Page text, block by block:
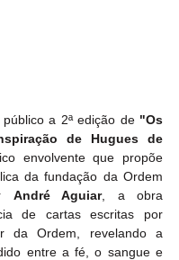
a 2ª edição de "Os
de Hugues de
envolvente que propõe
da fundação da Ordem
André Aguiar, a obra
de cartas escritas por
da Ordem, revelando a
entre a fé, o sangue e